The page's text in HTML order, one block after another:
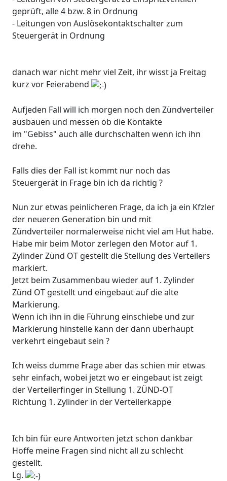
geprüft, alle 4 bzw. 8 in Ordnung
- Leitungen von Auslösekontaktschalter zum
Steuergerät in Ordnung
danach war nicht mehr viel Zeit, ihr wisst ja Freitag
kurz vor Feierabend
Aufjeden Fall will ich morgen noch den Zündverteiler
ausbauen und messen ob die Kontakte
im "Gebiss" auch alle durchschalten wenn ich ihn
drehe.
Falls dies der Fall ist kommt nur noch das
Steuergerät in Frage bin ich da richtig ?
Nun zur etwas peinlicheren Frage, da ich ja ein Kfzler
der neueren Generation bin und mit
Zündverteiler normalerweise nicht viel am Hut habe.
Habe mir beim Motor zerlegen den Motor auf 1.
Zylinder Zünd OT gestellt die Stellung des Verteilers
markiert.
Jetzt beim Zusammenbau wieder auf 1. Zylinder
Zünd OT gestellt und eingebaut auf die alte
Markierung.
Wenn ich ihn in die Führung einschiebe und zur
Markierung hinstelle kann der dann überhaupt
verkehrt eingebaut sein ?
Ich weiss dumme Frage aber das schien mir etwas
sehr einfach, wobei jetzt wo er eingebaut ist zeigt
der Verteilerfinger in Stellung 1. ZÜND-OT
Richtung 1. Zylinder in der Verteilerkappe
Ich bin für eure Antworten jetzt schon dankbar
Hoffe meine Fragen sind nicht all zu schlecht
gestellt.
Lg.